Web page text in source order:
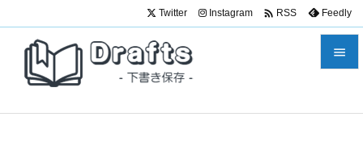

Twitter Instagram  RSS Feedly